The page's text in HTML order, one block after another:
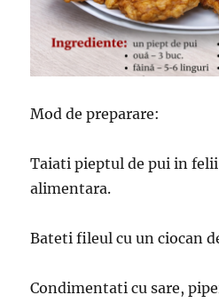
Mod de preparare:
Taiati pieptul de pui in
alimentara.
Bateti fileul cu un ciocan
Condimentati cu sare,